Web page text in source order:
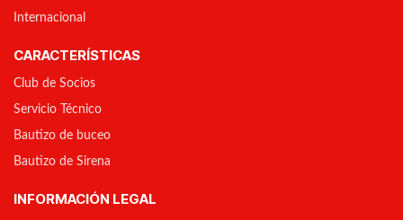
Internacional
CARACTERÍSTICAS
Club de Socios
Servicio Técnico
Bautizo de buceo
Bautizo de Sirena
INFORMACIÓN LEGAL